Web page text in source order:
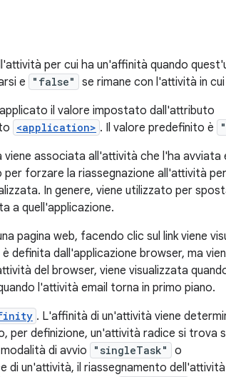
per cui ha un'affinità quando
e "false"
se rimane con l'attività in
il valore impostato dall'attributo
<application> . Il valore predefinito è
associata all'attività che l'ha avviata
forzare la riassegnazione all'attività
In genere, viene utilizzato per
a quell'applicazione.
pagina web, facendo clic sul link viene
definita dall'applicazione browser, ma
del browser, viene visualizzata
l'attività email torna in primo piano.
. L'affinità di un'attività viene
per definizione, un'attività radice si trova
di avvio
"singleTask" o
di un'attività, il riassegnamento